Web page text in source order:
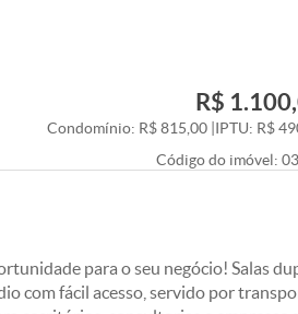
R$
Condomínio: R$ 815,00
IPTU: R$
Código do imóvel:
para o seu negócio! Salas
com fácil acesso, servido por